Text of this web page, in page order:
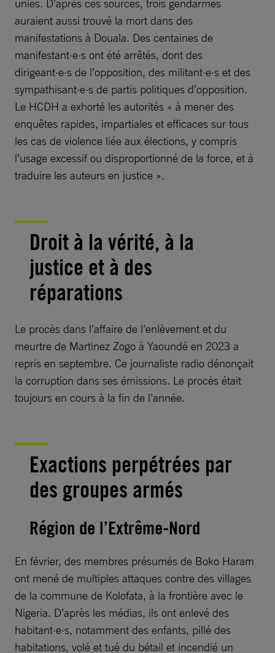
unies. D’après ces sources, trois gendarmes
auraient aussi trouvé la mort dans des
manifestations à Douala. Des centaines de
manifestant·e·s ont été arrêtés, dont des
dirigeant·e·s de l’opposition, des militant·e·s et des
sympathisant·e·s de partis politiques d’opposition.
Le HCDH a exhorté les autorités « à mener des
enquêtes rapides, impartiales et efficaces sur tous
les cas de violence liée aux élections, y compris
l’usage excessif ou disproportionné de la force, et à
traduire les auteurs en justice ».
Droit à la vérité, à la
justice et à des
réparations
Le procès dans l’affaire de l’enlèvement et du
meurtre de Martinez Zogo à Yaoundé en 2023 a
repris en septembre. Ce journaliste radio dénonçait
la corruption dans ses émissions. Le procès était
toujours en cours à la fin de l’année.
Exactions perpétrées par
des groupes armés
Région de l’Extrême-Nord
En février, des membres présumés de Boko Haram
ont mené de multiples attaques contre des villages
de la commune de Kolofata, à la frontière avec le
Nigeria. D’après les médias, ils ont enlevé des
habitant·e·s, notamment des enfants, pillé des
habitations, volé et tué du bétail et incendié un